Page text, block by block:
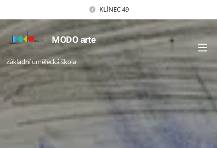
KLÍNEC 49
MODO arte
Základní umělecká škola